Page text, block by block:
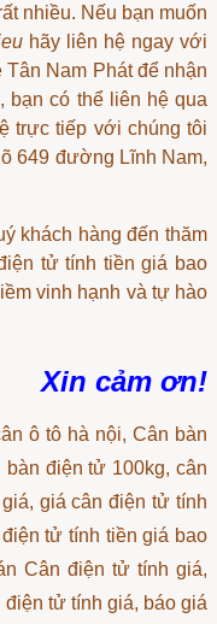
nhiều. Nếu bạn muốn
hãy liên hệ ngay với
Nam Phát để nhận
, bạn có thể liên hệ qua
trực tiếp với chúng tôi
649 đường Lĩnh Nam,
khách hàng đến thăm
tử tính tiền giá bao
vinh hạnh và tự hào
Xin cảm ơn!
ô tô hà nội, Cân bàn
điện tử 100kg, cân
giá cân điện tử tính
tử tính tiền giá bao
Cân điện tử tính giá,
tử tính giá, báo giá